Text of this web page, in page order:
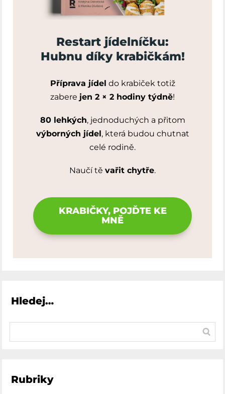
Restart jídelníčku:
Hubnu díky krabičkám!
Příprava jídel do krabiček totiž
zabere jen 2 × 2 hodiny týdně!
80 lehkých, jednoduchých a přitom
výborných jídel, která budou chutnat
celé rodině.
Naučí tě vařit chytře.
KRABIČKY, POJĎTE KE
MNĚ
Hledej…
Rubriky